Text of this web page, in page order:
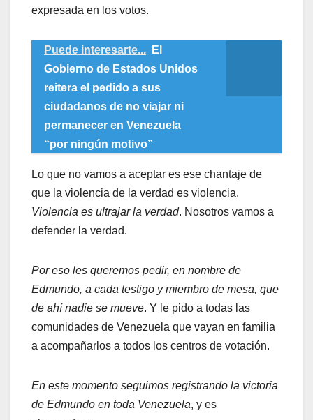
expresada en los votos.
Puede interesarte...
El
Gobierno de Estados Unidos
reitera el pedido a sus
ciudadanos de no viajar ni
permanecer en Venezuela
“por ningún motivo”
Lo que no vamos a aceptar es ese chantaje de
que la violencia de la verdad es violencia.
Violencia es ultrajar la verdad. Nosotros vamos a
defender la verdad.
Por eso les queremos pedir, en nombre de
Edmundo, a cada testigo y miembro de mesa, que
de ahí nadie se mueve. Y le pido a todas las
comunidades de Venezuela que vayan en familia
a acompañarlos a todos los centros de votación.
En este momento seguimos registrando la victoria
de Edmundo en toda Venezuela, y es